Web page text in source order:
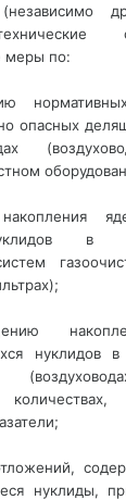
меры по:
опасных
в
нуклидов в
нуклиды,